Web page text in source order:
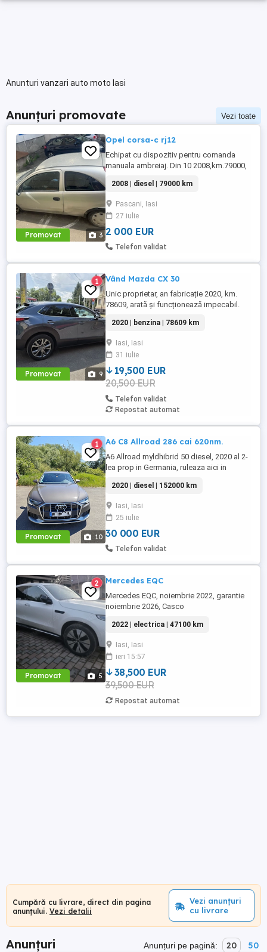
Anunturi vanzari auto moto Iasi
Anunțuri promovate Vezi toate
Promovat 3
Opel corsa-c rj12
Echipat cu dispozitiv pentru comanda
manuala ambreiaj. Din 10 2008,km.79000,
2008 | diesel | 79000 km
Pascani, Iasi
27 iulie
2 000 EUR
Telefon validat
Promovat 9
1 Vând Mazda CX 30
Unic proprietar, an fabricație 2020, km.
78609, arată și funcționează impecabil.
negociabil. Rog seriozitate!
2020 | benzina | 78609 km
Iasi, Iasi
31 iulie
19,500 EUR
20,500 EUR
Telefon validat
Repostat automat
Promovat 10
1 A6 C8 Allroad 286 cai 620nm.
A6 Allroad myldhibrid 50 diesel, 2020 al 2-
lea prop in Germania, ruleaza aici in
bussiness. Nu fac schimburi!!! !!! detalii
2020 | diesel | 152000 km
Iasi, Iasi
25 iulie
30 000 EUR
Telefon validat
Promovat 5
2 Mercedes EQC
Mercedes EQC, noiembrie 2022, garantie
noiembrie 2026, Casco
2022 | electrica | 47100 km
Iasi, Iasi
ieri 15:57
38,500 EUR
39,500 EUR
Repostat automat
Cumpără cu livrare, direct din pagina
anunțului. Vezi detalii
Vezi anunțuri
cu livrare
Anunțuri Anunțuri pe pagină: 20 50